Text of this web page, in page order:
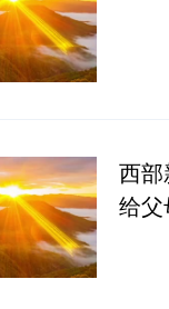
西部
给父